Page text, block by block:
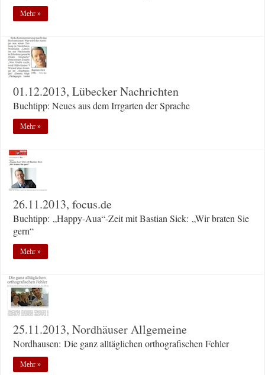
Mehr »
01.12.2013, Lübecker Nachrichten
Buchtipp: Neues aus dem Irrgarten der Sprache
Mehr »
26.11.2013, focus.de
Buchtipp: „Happy-Aua“-Zeit mit Bastian Sick: „Wir braten Sie
gern“
Mehr »
25.11.2013, Nordhäuser Allgemeine
Nordhausen: Die ganz alltäglichen orthografischen Fehler
Mehr »